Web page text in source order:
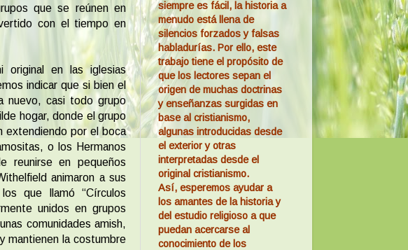
que se reúnen en
con el tiempo en
original en las iglesias
indicar que si bien el
nuevo, casi todo grupo
hogar, donde el grupo
extendiendo por el boca
o los Hermanos
reunirse en pequeños
animaron a sus
que llamó “Círculos
unidos en grupos
comunidades amish,
mantienen la costumbre
siempre es fácil, la historia a
menudo está llena de
silencios forzados y falsas
habladurías. Por ello, este
trabajo tiene el propósito de
que los lectores sepan el
origen de muchas doctrinas
y enseñanzas surgidas en
base al cristianismo,
algunas introducidas desde
el exterior y otras
interpretadas desde el
original cristianismo.
Así, esperemos ayudar a
los amantes de la historia y
del estudio religioso a que
puedan acercarse al
conocimiento de los